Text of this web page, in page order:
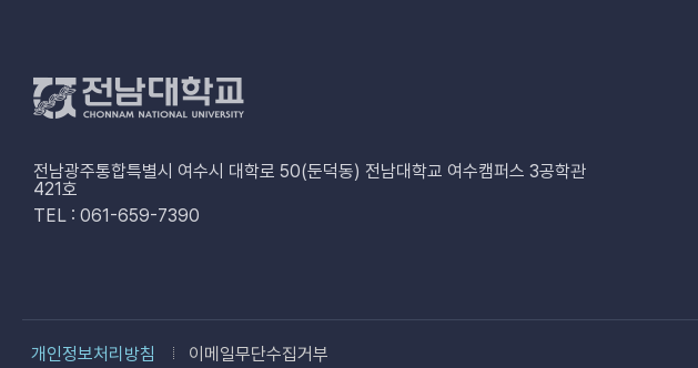
전남광주통합특별시 여수시 대학로 50(둔덕동) 전남대학교 여수캠퍼스 3공학관
421호
TEL : 061-659-7390
개인정보처리방침 이메일무단수집거부